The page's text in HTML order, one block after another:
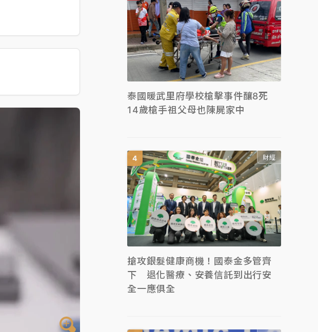
泰國暖武里府學校槍擊事件釀8死
14歲槍手祖父母也陳屍家中
財經
搶攻銀髮健康商機！國泰金多管齊
下 退化醫療、安養信託到出行安
全一應俱全